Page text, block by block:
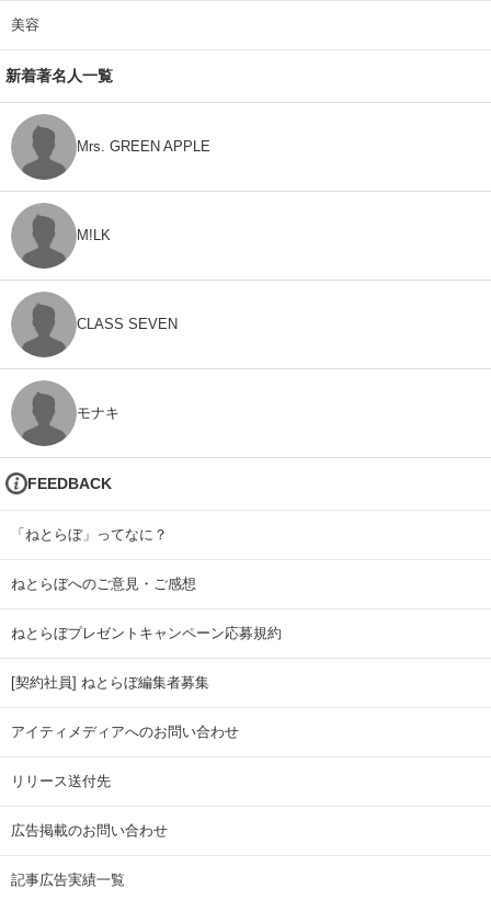
美容
新着著名人一覧
Mrs. GREEN APPLE
M!LK
CLASS SEVEN
モナキ
FEEDBACK
「ねとらぼ」ってなに？
ねとらぼへのご意見・ご感想
ねとらぼプレゼントキャンペーン応募規約
[契約社員] ねとらぼ編集者募集
アイティメディアへのお問い合わせ
リリース送付先
広告掲載のお問い合わせ
記事広告実績一覧